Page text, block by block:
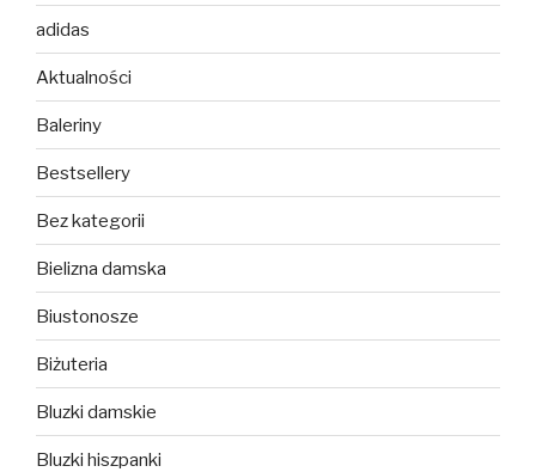
adidas
Aktualności
Baleriny
Bestsellery
Bez kategorii
Bielizna damska
Biustonosze
Biżuteria
Bluzki damskie
Bluzki hiszpanki